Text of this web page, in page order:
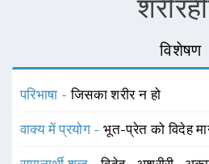
विशेषण
परिभाषा -जिसका शरीर न हो
वाक्य में प्रयोग -भूत-प्रेत को विदेह